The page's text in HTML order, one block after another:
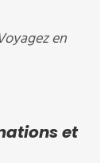
en
et